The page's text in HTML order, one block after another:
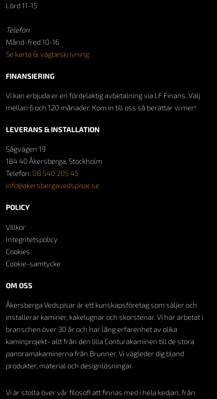
OM OSS
Åkersberga Vedspisar är ett kunskapsföretag som säljer och
installerar kaminer, kakelugnar och skorstenar. Vi har arbetat i
branschen över 30 år och har lång erfarenhet av olika
kaminprojekt- allt från den lilla Conturakaminen till de stora
panoramakaminerna från Brunner. Vi vägleder dig bland
produkter, material och designlösningar.
Vi är stolta över vår filosofi att finnas med i hela kedjan, från
Lörd 11-15
Telefon
Månd-fred 10-16
Se karta & vägbeskrivning
FINANSIERING
Vi kan erbjuda er en fördelaktig avbetalning via LF Finans. Välj
mellan 6 och 120 månader. Kom in till oss så berättar vi mer!
LEVERANS & INSTALLATION
Sågvägen 19
184 40 Åkersberga, Stockholm
Telefon: 08 540 205 45
info@akersbergavedspisar.se
POLICY
Villkor
Integritetspolicy
Cookies
Cookie-samtycke